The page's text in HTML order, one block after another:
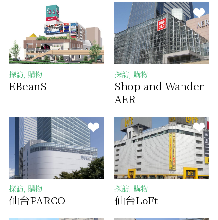
探訪, 購物
EBeanS
探訪, 購物
Shop and Wander
AER
探訪, 購物
仙台PARCO
探訪, 購物
仙台LoFt